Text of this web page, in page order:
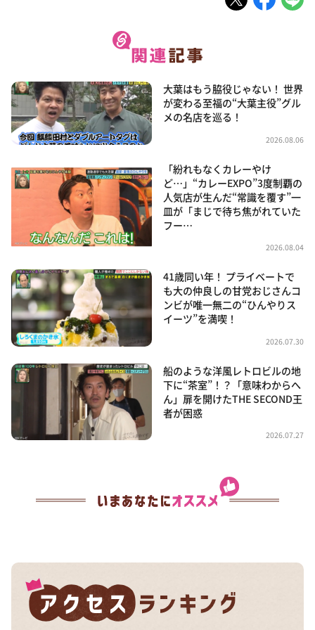
大葉はもう脇役じゃない！ 世界
が変わる至福の“大葉主役”グル
メの名店を巡る！
2026.08.06
「紛れもなくカレーやけ
ど…」“カレーEXPO”3度制覇の
人気店が生んだ“常識を覆す”一
皿が「まじで待ち焦がれていた
フー…
2026.08.04
41歳同い年！ プライベートで
も大の仲良しの甘党おじさんコ
ンビが唯一無二の“ひんやりス
イーツ”を満喫！
2026.07.30
船のような洋風レトロビルの地
下に“茶室”！？「意味わからへ
ん」扉を開けたTHE SECOND王
者が困惑
2026.07.27